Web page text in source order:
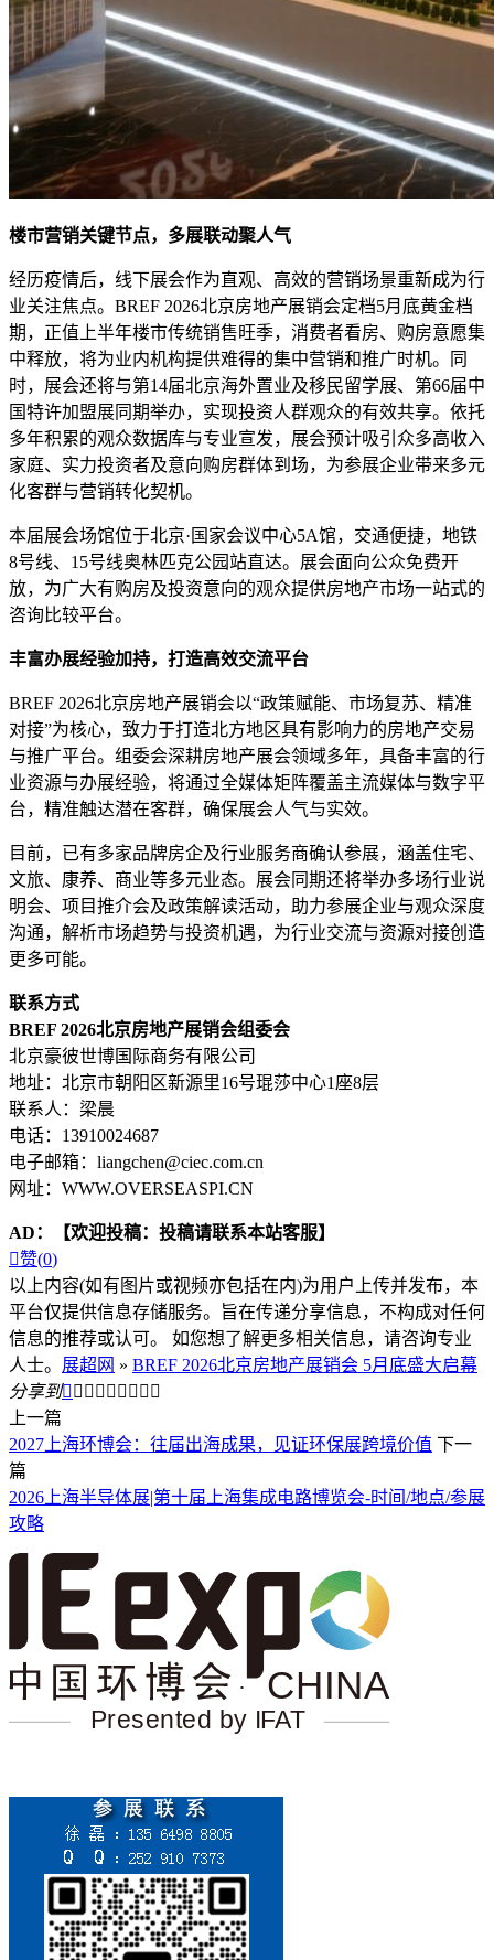
楼市营销关键节点，多展联动聚人气
经历疫情后，线下展会作为直观、高效的营销场景重新成为行
业关注焦点。BREF 2026北京房地产展销会定档5月底黄金档
期，正值上半年楼市传统销售旺季，消费者看房、购房意愿集
中释放，将为业内机构提供难得的集中营销和推广时机。同
时，展会还将与‌第14届北京海外置业及移民留学展‌、‌第66届中
国特许加盟展‌同期举办，实现投资人群观众的有效共享。依托
多年积累的观众数据库与专业宣发，展会预计吸引众多高收入
家庭、实力投资者及意向购房群体到场，为参展企业带来多元
化客群与营销转化契机。
本届展会场馆位于北京·国家会议中心5A馆，交通便捷，‌地铁
8号线、15号线奥林匹克公园站直达‌。展会面向公众‌免费开
放‌，为广大有购房及投资意向的观众提供房地产市场一站式的
咨询比较平台。
丰富办展经验加持， 打造高效交流平台
BREF 2026北京房地产展销会以“政策赋能、市场复苏、精准
对接”为核心，致力于打造北方地区具有影响力的房地产交易
与推广平台。组委会深耕房地产展会领域多年，具备丰富的行
业资源与办展经验，将通过全媒体矩阵覆盖主流媒体与数字平
台，精准触达潜在客群，确保展会人气与实效。
目前，已有多家品牌房企及行业服务商确认参展，涵盖住宅、
文旅、康养、商业等多元业态。展会同期还将举办多场行业说
明会、项目推介会及政策解读活动，助力参展企业与观众深度
沟通，解析市场趋势与投资机遇，为行业交流与资源对接创造
更多可能。
联系方式
BREF 2026北京房地产展销会组委会
北京豪彼世博国际商务有限公司
地址：北京市朝阳区新源里16号琨莎中心1座8层
联系人：梁晨
电话：13910024687
电子邮箱：liangchen@ciec.com.cn
网址：WWW.OVERSEASPI.CN
AD：
【欢迎投稿：投稿请联系本站客服】
赞(0)
以上内容(如有图片或视频亦包括在内)为用户上传并发布，本
平台仅提供信息存储服务。旨在传递分享信息，不构成对任何
信息的推荐或认可。 如您想了解更多相关信息，请咨询专业
人士。 展超网 » BREF 2026北京房地产展销会 5月底盛大启幕
分享到        
上一篇
2027上海环博会：往届出海成果，见证环保展跨境价值 下一
篇
2026上海半导体展|第十届上海集成电路博览会-时间/地点/参展
攻略